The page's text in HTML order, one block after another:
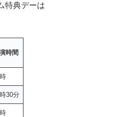
特典デーは
時間
30分